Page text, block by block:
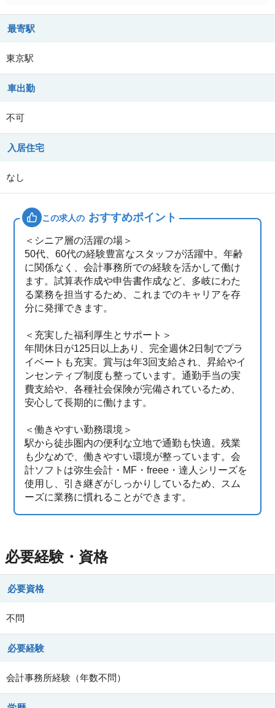
最寄駅
東京駅
車出勤
不可
入居住宅
なし
この求人の おすすめポイント
＜シニア層の活躍の場＞
50代、60代の経験豊富なスタッフが活躍中。年齢
に関係なく、会計事務所での経験を活かして働け
ます。試算表作成や申告書作成など、多岐にわた
る業務を担当するため、これまでのキャリアを存
分に発揮できます。
＜充実した福利厚生とサポート＞
年間休日が125日以上あり、完全週休2日制でプラ
イベートも充実。賞与は年3回支給され、昇給やイ
ンセンティブ制度も整っています。通勤手当の実
費支給や、各種社会保険が完備されているため、
安心して長期的に働けます。
＜働きやすい勤務環境＞
駅から徒歩圏内の便利な立地で通勤も快適。残業
も少なめで、働きやすい環境が整っています。会
計ソフトは弥生会計・MF・freee・達人シリーズを
使用し、引き継ぎがしっかりしているため、スム
ーズに業務に慣れることができます。
必要経験・資格
必要資格
不問
必要経験
会計事務所経験（年数不問）